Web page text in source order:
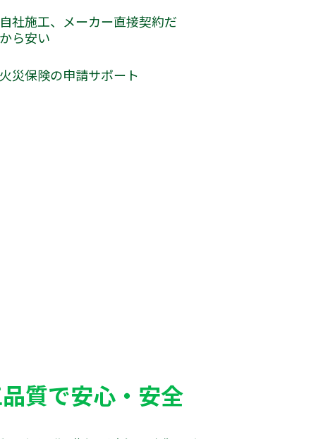
自社施工、メーカー直接契約だ
から安い
火災保険の申請サポート
質で安心・安全